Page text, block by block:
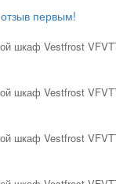
первым!